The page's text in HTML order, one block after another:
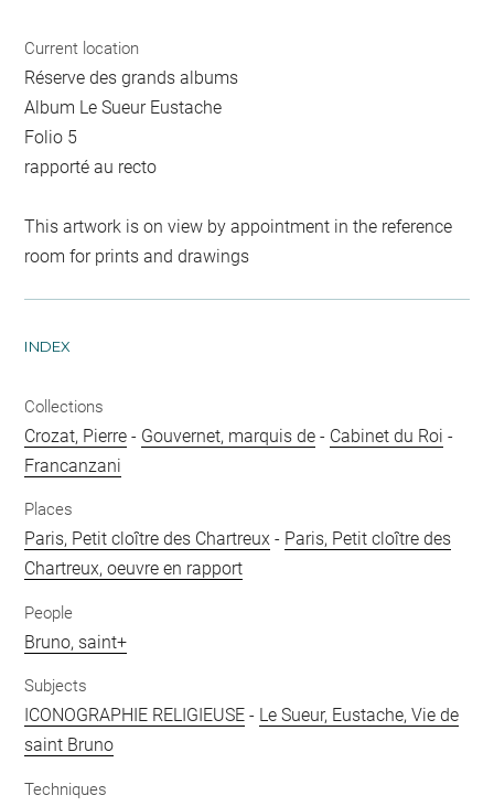
Current location
Réserve des grands albums
Album Le Sueur Eustache
Folio 5
rapporté au recto
This artwork is on view by appointment in the reference
room for prints and drawings
INDEX
Collections
Crozat, Pierre - Gouvernet, marquis de - Cabinet du Roi -
Francanzani
Places
Paris, Petit cloître des Chartreux - Paris, Petit cloître des
Chartreux, oeuvre en rapport
People
Bruno, saint+
Subjects
ICONOGRAPHIE RELIGIEUSE - Le Sueur, Eustache, Vie de
saint Bruno
Techniques